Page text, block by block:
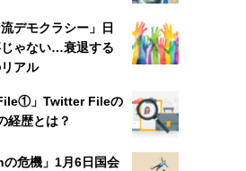
流デモクラシー」日
ゃない…衰退する
アル
」Twitter Fileの
経歴とは？
の危機」1月6日国会